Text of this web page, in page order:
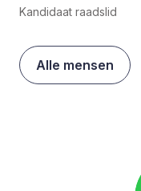
Kandidaat raadslid
Alle mensen